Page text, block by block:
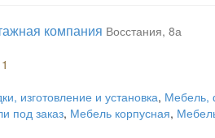
компания Восстания, 8а
изготовление и установка, Мебель,
под заказ, Мебель корпусная,